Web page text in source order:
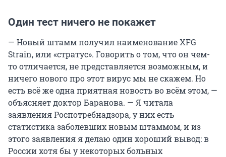
Один тест ничего не покажет
— Новый штамм получил наименование XFG
Strain, или «стратус». Говорить о том, что он чем-
то отличается, не представляется возможным, и
ничего нового про этот вирус мы не скажем. Но
есть всё же одна приятная новость во всём этом, —
объясняет доктор Баранова. — Я читала
заявления Роспотребнадзора, у них есть
статистика заболевших новым штаммом, и из
этого заявления я делаю один хороший вывод: в
России хотя бы у некоторых больных